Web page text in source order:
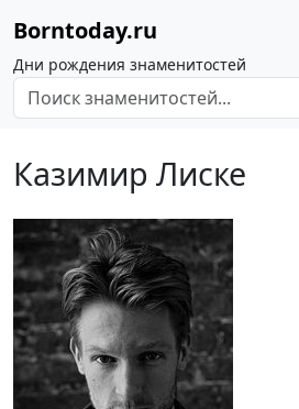
Borntoday.ru
Дни рождения знаменитостей
Казимир Лиске